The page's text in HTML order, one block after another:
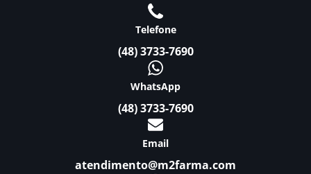
Telefone
(48) 3733-7690
WhatsApp
(48) 3733-7690
Email
atendimento@m2farma.com